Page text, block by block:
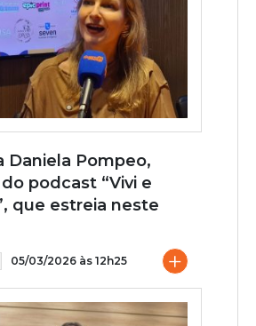
Daniela Pompeo,
podcast “Vivi e
que estreia neste
05/03/2026 às 12h25 +